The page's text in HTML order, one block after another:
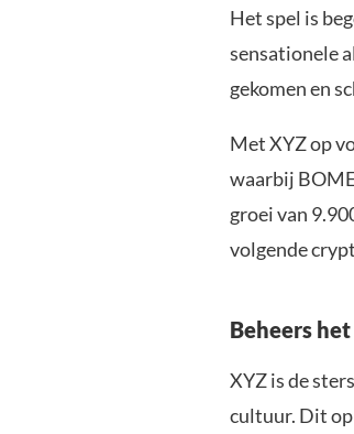
Het spel is
sensationele
gekomen en
Met XYZ op
waarbij
groei van
volgende
Beheers
XYZ is de
cultuur. Dit op